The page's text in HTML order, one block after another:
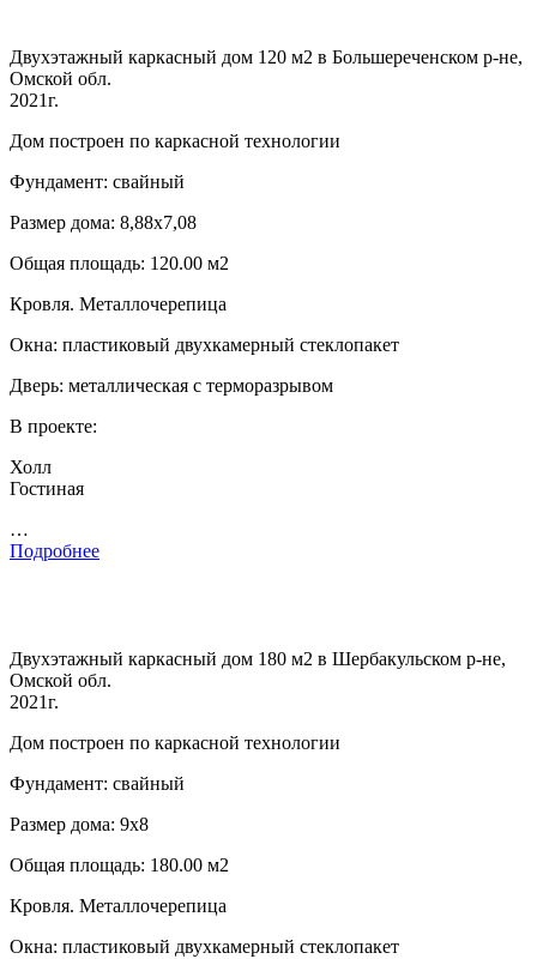
Двухэтажный каркасный дом 120 м2 в Большереченском р-не,
Омской обл.
2021г.
Дом построен по каркасной технологии
Фундамент: свайный
Размер дома: 8,88х7,08
Общая площадь: 120.00 м2
Кровля. Металлочерепица
Окна: пластиковый двухкамерный стеклопакет
Дверь: металлическая с терморазрывом
В проекте:
Холл
Гостиная
…
Подробнее
Двухэтажный каркасный дом 180 м2 в Шербакульском р-не,
Омской обл.
2021г.
Дом построен по каркасной технологии
Фундамент: свайный
Размер дома: 9х8
Общая площадь: 180.00 м2
Кровля. Металлочерепица
Окна: пластиковый двухкамерный стеклопакет